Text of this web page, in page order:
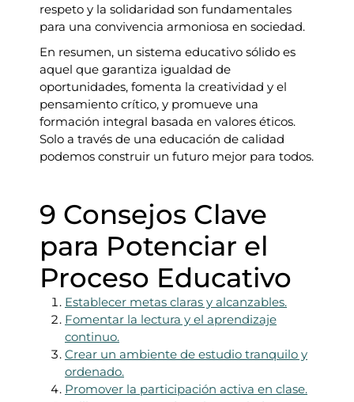
respeto y la solidaridad son fundamentales
para una convivencia armoniosa en sociedad.
En resumen, un sistema educativo sólido es
aquel que garantiza igualdad de
oportunidades, fomenta la creatividad y el
pensamiento crítico, y promueve una
formación integral basada en valores éticos.
Solo a través de una educación de calidad
podemos construir un futuro mejor para todos.
9 Consejos Clave
para Potenciar el
Proceso Educativo
Establecer metas claras y alcanzables.
Fomentar la lectura y el aprendizaje
continuo.
Crear un ambiente de estudio tranquilo y
ordenado.
Promover la participación activa en clase.